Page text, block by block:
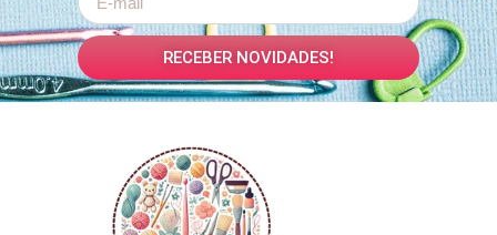
RECEBER NOVIDADES!